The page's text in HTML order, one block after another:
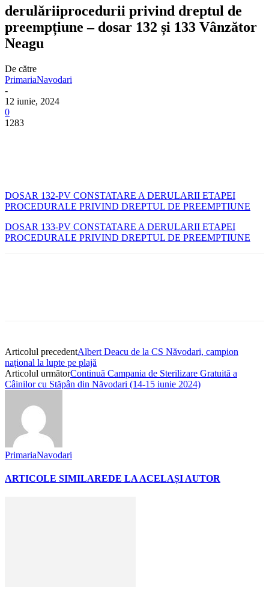
derulăriiprocedurii privind dreptul de
preempțiune – dosar 132 și 133 Vânzător
Neagu
De către
PrimariaNavodari
-
12 iunie, 2024
0
1283
DOSAR 132-PV CONSTATARE A DERULARII ETAPEI
PROCEDURALE PRIVIND DREPTUL DE PREEMPTIUNE
DOSAR 133-PV CONSTATARE A DERULARII ETAPEI
PROCEDURALE PRIVIND DREPTUL DE PREEMPTIUNE
Articolul precedentAlbert Deacu de la CS Năvodari, campion
național la lupte pe plajă
Articolul următorContinuă Campania de Sterilizare Gratuită a
Câinilor cu Stăpân din Năvodari (14-15 iunie 2024)
PrimariaNavodari
ARTICOLE SIMILAREDE LA ACELAȘI AUTOR